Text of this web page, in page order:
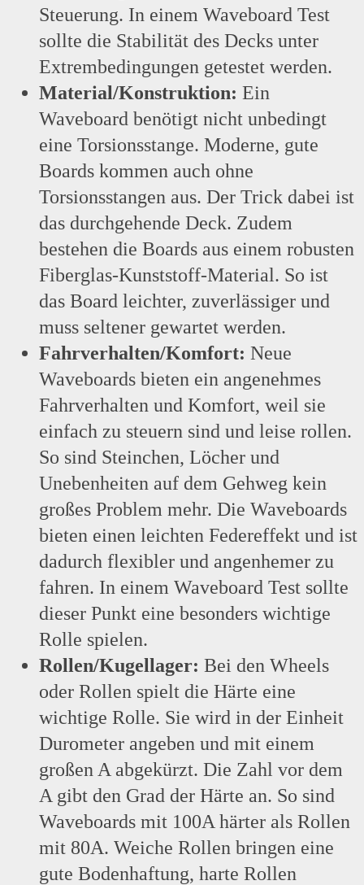
Steuerung. In einem Waveboard Test
sollte die Stabilität des Decks unter
Extrembedingungen getestet werden.
Material/Konstruktion: Ein
Waveboard benötigt nicht unbedingt
eine Torsionsstange. Moderne, gute
Boards kommen auch ohne
Torsionsstangen aus. Der Trick dabei ist
das durchgehende Deck. Zudem
bestehen die Boards aus einem robusten
Fiberglas-Kunststoff-Material. So ist
das Board leichter, zuverlässiger und
muss seltener gewartet werden.
Fahrverhalten/Komfort: Neue
Waveboards bieten ein angenehmes
Fahrverhalten und Komfort, weil sie
einfach zu steuern sind und leise rollen.
So sind Steinchen, Löcher und
Unebenheiten auf dem Gehweg kein
großes Problem mehr. Die Waveboards
bieten einen leichten Federeffekt und ist
dadurch flexibler und angenhemer zu
fahren. In einem Waveboard Test sollte
dieser Punkt eine besonders wichtige
Rolle spielen.
Rollen/Kugellager: Bei den Wheels
oder Rollen spielt die Härte eine
wichtige Rolle. Sie wird in der Einheit
Durometer angeben und mit einem
großen A abgekürzt. Die Zahl vor dem
A gibt den Grad der Härte an. So sind
Waveboards mit 100A härter als Rollen
mit 80A. Weiche Rollen bringen eine
gute Bodenhaftung, harte Rollen